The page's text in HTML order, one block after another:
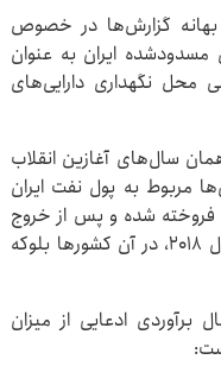
بهانه گزارش‌ها در خصوص
مسدودشده ایران به عنوان
محل نگهداری دارایی‌های
سال‌های آغازین انقلاب
مربوط به پول نفت ایران
فروخته شده و پس از خروج
آمریکا از برجام و بازگشت تحریم‌ها در سال ۲۰۱۸، در آن کشورها بلوکه
برآوردی ادعایی از میزان